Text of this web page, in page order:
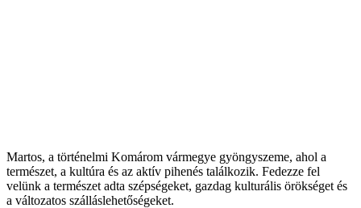
Martos, a történelmi Komárom vármegye gyöngyszeme, ahol a
természet, a kultúra és az aktív pihenés találkozik. Fedezze fel
velünk a természet adta szépségeket, gazdag kulturális örökséget és
a változatos szálláslehetőségeket.